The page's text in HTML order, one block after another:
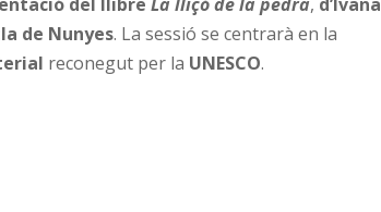
de Nunyes. La sessió se centrarà en la
reconegut per la UNESCO.